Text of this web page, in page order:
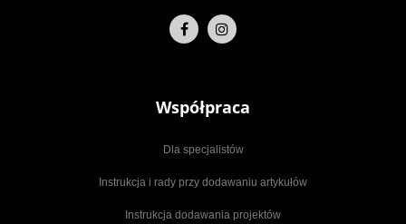
Współpraca
Dla specjalistów
Instrukcja i rady przy dodawaniu artykułów
Instrukcja dodawania projektów